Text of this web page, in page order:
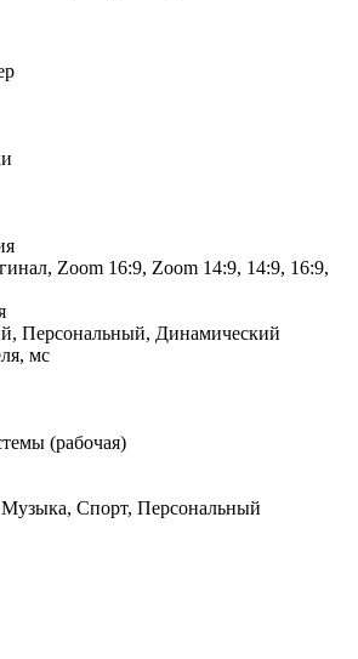
Zoom 16:9, Zoom 14:9, 14:9, 16:9,
Персональный, Динамический
мс
(рабочая)
Спорт, Персональный